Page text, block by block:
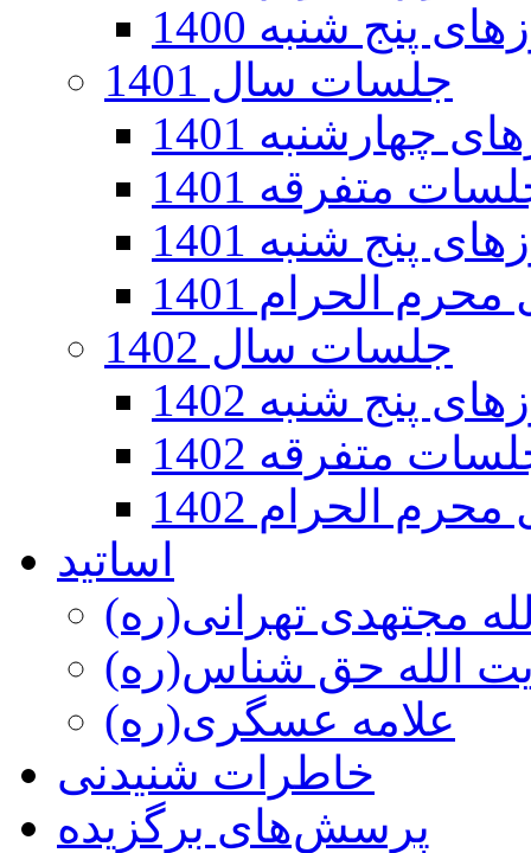
پنج شنبه 1400
جلسات سال 1401
چهارشنبه 1401
متفرقه 1401
پنج شنبه 1401
الحرام 1401
جلسات سال 1402
پنج شنبه 1402
متفرقه 1402
الحرام 1402
اساتید
مجتهدی تهرانی(ره)
الله حق شناس(ره)
علامه عسگری(ره)
خاطرات شنیدنی
پرسش‌های برگزیده